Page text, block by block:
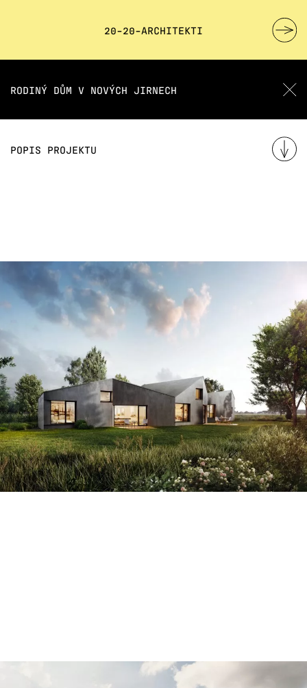
20-20-ARCHITEKTI
RODINÝ DŮM V NOVÝCH JIRNECH
POPIS PROJEKTU